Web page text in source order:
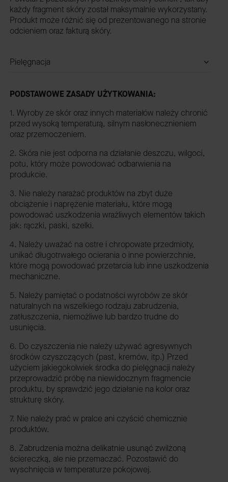
każdy fragment skóry został maksymalnie wykorzystany.
Produkt może różnić się od prezentowanego na stronie
odcieniem oraz fakturą skóry.
Pielęgnacja
PODSTAWOWE ZASADY UŻYTKOWANIA:
1. Wyroby ze skór oraz innych materiałów należy chronić
przed wysoką temperaturą, silnym nasłonecznieniem
oraz przemoczeniem.
2. Skóra nie jest odporna na działanie deszczu, wilgoci,
potu, który może powodować odbarwienia na
produkcie.
3. Nie należy narażać produktów na zbyt duże
obciążenie i naprężenie materiału, które mogą
powodować uszkodzenia wrażliwych elementów takich
jak: rączki, paski, szelki.
4. Należy uważać na ostre i chropowate przedmioty,
unikać długotrwałego ocierania o inne powierzchnie,
które mogą powodować przetarcia lub inne uszkodzenia
mechaniczne.
5. Należy pamiętać o podatności wyrobów ze skór
naturalnych na wszelkiego rodzaju zabrudzenia,
zatłuszczenia, niemożliwe lub bardzo trudne do
usunięcia.
6. Do czyszczenia nie należy używać agresywnych
środków czyszczących (past, kremów, itp.) Przed
użyciem jakiegokolwiek środka do pielęgnacji należy
przeprowadzić próbę na niewidocznym fragmencie
produktu, by sprawdzić jego działanie na kolor oraz
strukturę skóry.
7. Nie należy prać w pralce ani czyścić chemicznie
produktów.
8. Zabrudzenia można delikatnie usunąć zwilżoną
ściereczką, ale nie przemaczać. Pozostawić do
wyschnięcia w temperaturze pokojowej.